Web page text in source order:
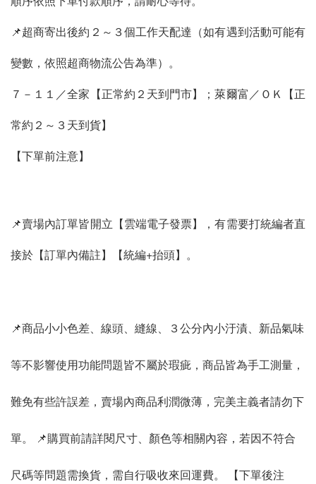
📌超商寄出後約２～３個工作天配達（如有遇到活動可能有
變數，依照超商物流公告為準）。
７－１１／全家【正常約２天到門市】；萊爾富／ＯＫ【正
常約２～３天到貨】
【下單前注意】
📌賣場內訂單皆開立【雲端電子發票】，有需要打統編者直
接於【訂單內備註】【統編+抬頭】。
📌商品小小色差、線頭、縫線、３公分內小汙漬、新品氣味
等不影響使用功能問題皆不屬於瑕疵，商品皆為手工測量，
難免有些許誤差，賣場內商品利潤微薄，完美主義者請勿下
單。 📌購買前請詳閱尺寸、顏色等相關內容，若因不符合
尺碼等問題需換貨，需自行吸收來回運費。 【下單後注